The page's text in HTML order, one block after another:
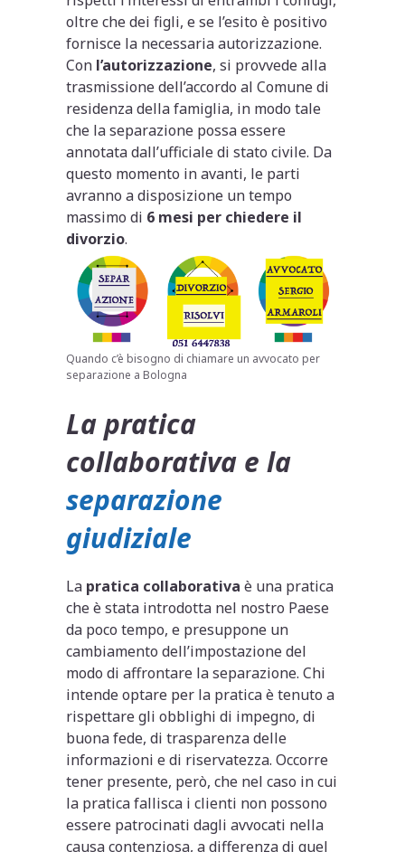
oltre che dei figli, e se l’esito è positivo
fornisce la necessaria autorizzazione.
Con l’autorizzazione, si provvede alla
trasmissione dell’accordo al Comune di
residenza della famiglia, in modo tale
che la separazione possa essere
annotata dall’ufficiale di stato civile. Da
questo momento in avanti, le parti
avranno a disposizione un tempo
massimo di 6 mesi per chiedere il
divorzio.
Quando c’è bisogno di chiamare un avvocato per
separazione a Bologna
La pratica
collaborativa e la
separazione
giudiziale
La pratica collaborativa è una pratica
che è stata introdotta nel nostro Paese
da poco tempo, e presuppone un
cambiamento dell’impostazione del
modo di affrontare la separazione. Chi
intende optare per la pratica è tenuto a
rispettare gli obblighi di impegno, di
buona fede, di trasparenza delle
informazioni e di riservatezza. Occorre
tener presente, però, che nel caso in cui
la pratica fallisca i clienti non possono
essere patrocinati dagli avvocati nella
causa contenziosa, a differenza di quel